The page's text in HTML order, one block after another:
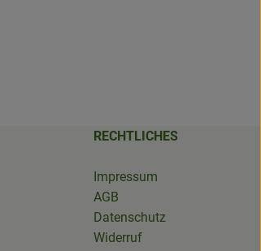
RECHTLICHES
Impressum
AGB
Datenschutz
Widerruf